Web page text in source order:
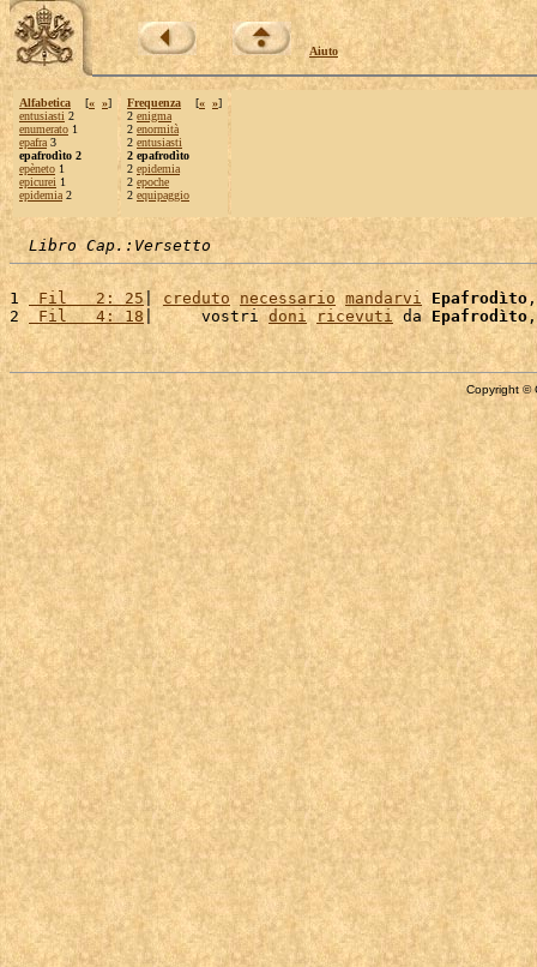
Aiuto
Alfabetica [« »]
entusiasti 2
enumerato 1
epafra 3
epafrodìto 2
epèneto 1
epicurei 1
epidemia 2
Frequenza [« »]
2 enigma
2 enormità
2 entusiasti
2 epafrodìto
2 epidemia
2 epoche
2 equipaggio
Libro Cap.:Versetto
1 Fil   2: 25| creduto necessario mandarvi Epafrodìto
2
Fil   4: 18 |     vostri doni ricevuti da Epafrodìto
Copyright ©